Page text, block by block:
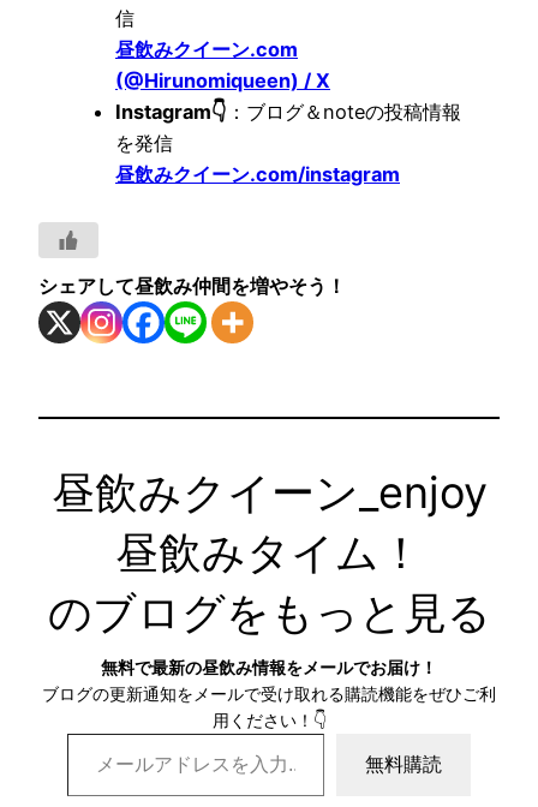
信
昼飲みクイーン.com
(@Hirunomiqueen) / X
Instagram👇 ：ブログ＆noteの投稿情報
を発信
昼飲みクイーン.com/instagram
シェアして昼飲み仲間を増やそう！
昼飲みクイーン_enjoy
昼飲みタイム！
のブログをもっと見る
無料で最新の昼飲み情報をメールでお届け！
ブログの更新通知をメールで受け取れる購読機能をぜひご利
用ください！👇
メールアドレスを入力…
無料購読